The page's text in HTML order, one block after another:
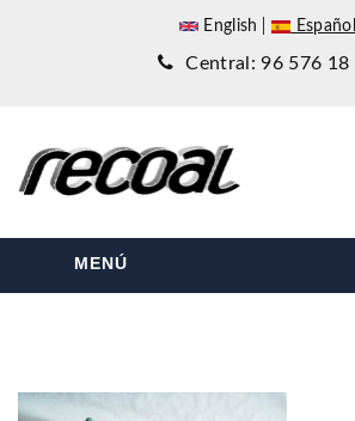
English Español
Central: 96 576 18
MENÚ